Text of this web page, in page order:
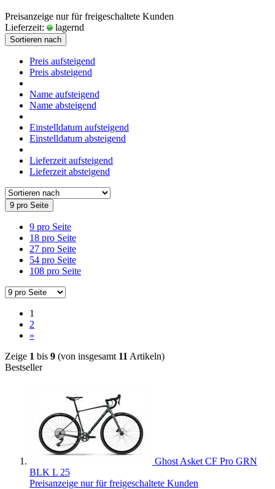
Preisanzeige nur für freigeschaltete Kunden
Lieferzeit:
lagernd
Sortieren nach
Preis aufsteigend
Preis absteigend
Name aufsteigend
Name absteigend
Einstelldatum aufsteigend
Einstelldatum absteigend
Lieferzeit aufsteigend
Lieferzeit absteigend
9 pro Seite
9 pro Seite
18 pro Seite
27 pro Seite
54 pro Seite
108 pro Seite
1
2
»
Zeige 1 bis 9 (von insgesamt 11 Artikeln)
Bestseller
Ghost Asket CF Pro GRN
BLK L 25
Preisanzeige nur für freigeschaltete Kunden